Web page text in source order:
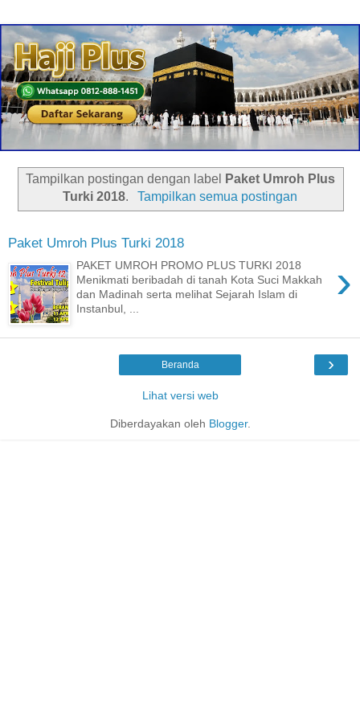
Tampilkan postingan dengan label
Paket Umroh Plus
Turki 2018. Tampilkan semua postingan
Paket Umroh Plus Turki 2018
›
PAKET UMROH PROMO PLUS TURKI 2018
Menikmati beribadah di tanah Kota Suci Makkah
dan Madinah serta melihat Sejarah Islam di
Instanbul, ...
›
Beranda
Lihat versi web
Diberdayakan oleh Blogger.